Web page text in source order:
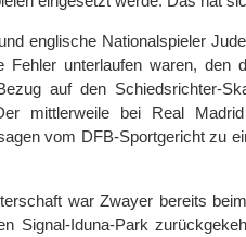
englische Nationalspieler
Fehler unterlaufen waren, den
auf den Schiedsrichter-
mittlerweile bei Real
vom DFB-Sportgericht zu
war Zwayer bereits
Signal-Iduna-Park